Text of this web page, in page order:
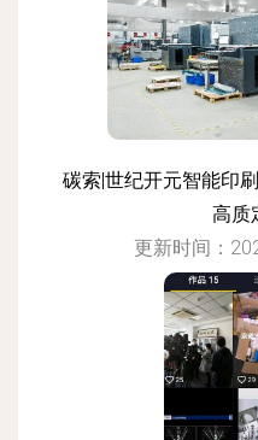
碳索|世纪开元智能印
高质
更新时间：